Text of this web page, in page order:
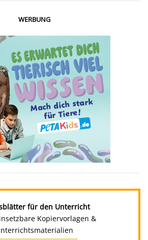
WERBUNG
für den Unterricht
Kopiervorlagen &